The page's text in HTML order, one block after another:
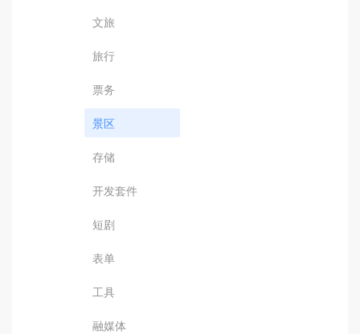
文旅
旅行
票务
景区
存储
开发套件
短剧
表单
工具
融媒体